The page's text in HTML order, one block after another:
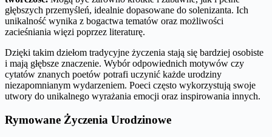
głębszych przemyśleń, idealnie dopasowane do solenizanta. Ich
unikalność wynika z bogactwa tematów oraz możliwości
zacieśniania więzi poprzez literaturę.
Dzięki takim dziełom tradycyjne życzenia stają się bardziej osobiste
i mają głębsze znaczenie. Wybór odpowiednich motywów czy
cytatów znanych poetów potrafi uczynić każde urodziny
niezapomnianym wydarzeniem. Poeci często wykorzystują swoje
utwory do unikalnego wyrażania emocji oraz inspirowania innych.
Rymowane Życzenia Urodzinowe